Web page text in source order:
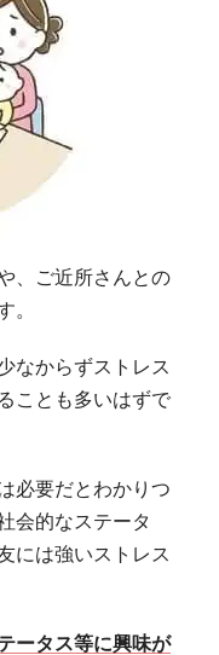
、ご近所さんとの
。
なからずストレス
ことも多いはずで
必要だとわかりつ
会的なステータ
には強いストレス
ータス等に興味が